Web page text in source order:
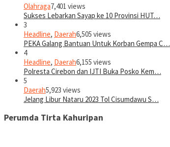
Olahraga7,401 views
Sukses Lebarkan Sayap ke 10 Provinsi HUT…
3
Headline, Daerah6,505 views
PEKA Galang Bantuan Untuk Korban Gempa C…
4
Headline, Daerah6,155 views
Polresta Cirebon dan IJTI Buka Posko Kem…
5
Daerah5,923 views
Jelang Libur Nataru 2023 Tol Cisumdawu S…
Perumda Tirta Kahuripan